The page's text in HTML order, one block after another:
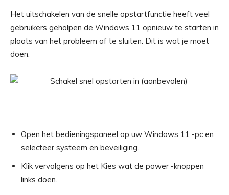
Het uitschakelen van de snelle opstartfunctie heeft veel
gebruikers geholpen de Windows 11 opnieuw te starten in
plaats van het probleem af te sluiten. Dit is wat je moet
doen.
Open het bedieningspaneel op uw Windows 11 -pc en
selecteer systeem en beveiliging.
Klik vervolgens op het Kies wat de power -knoppen
links doen.